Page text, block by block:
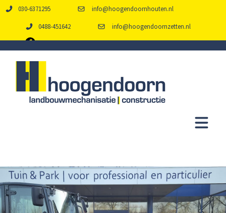
030-6371295 info@hoogendoornhouten.nl
0488-451642 info@hoogendoornzetten.nl